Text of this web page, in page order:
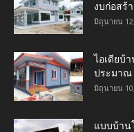
งบก่อสร้
มิถุนายน
ไอเดียบ้
ประมาณ
มิถุนายน
แบบบ้าน